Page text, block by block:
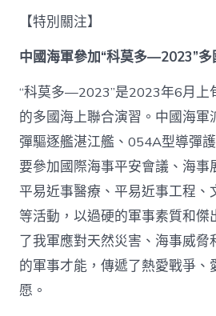
【特別關注】
中國海軍參加“科莫多—2023”多
“科莫多—2023”是2023年6月上
的多國海上聯合演習。中國海
彈驅逐艦湛江艦、054A型導彈
要參加國際海事平安會議、海事
平易近事醫療、平易近事工程、
等活動，以過硬的軍事素質和傑
了我軍應對天然災害、海事威脅
的軍事才能，傳遞了熱愛戰爭、
愿。